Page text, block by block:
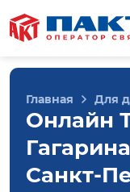
Главная Для
Онлайн
Санкт-